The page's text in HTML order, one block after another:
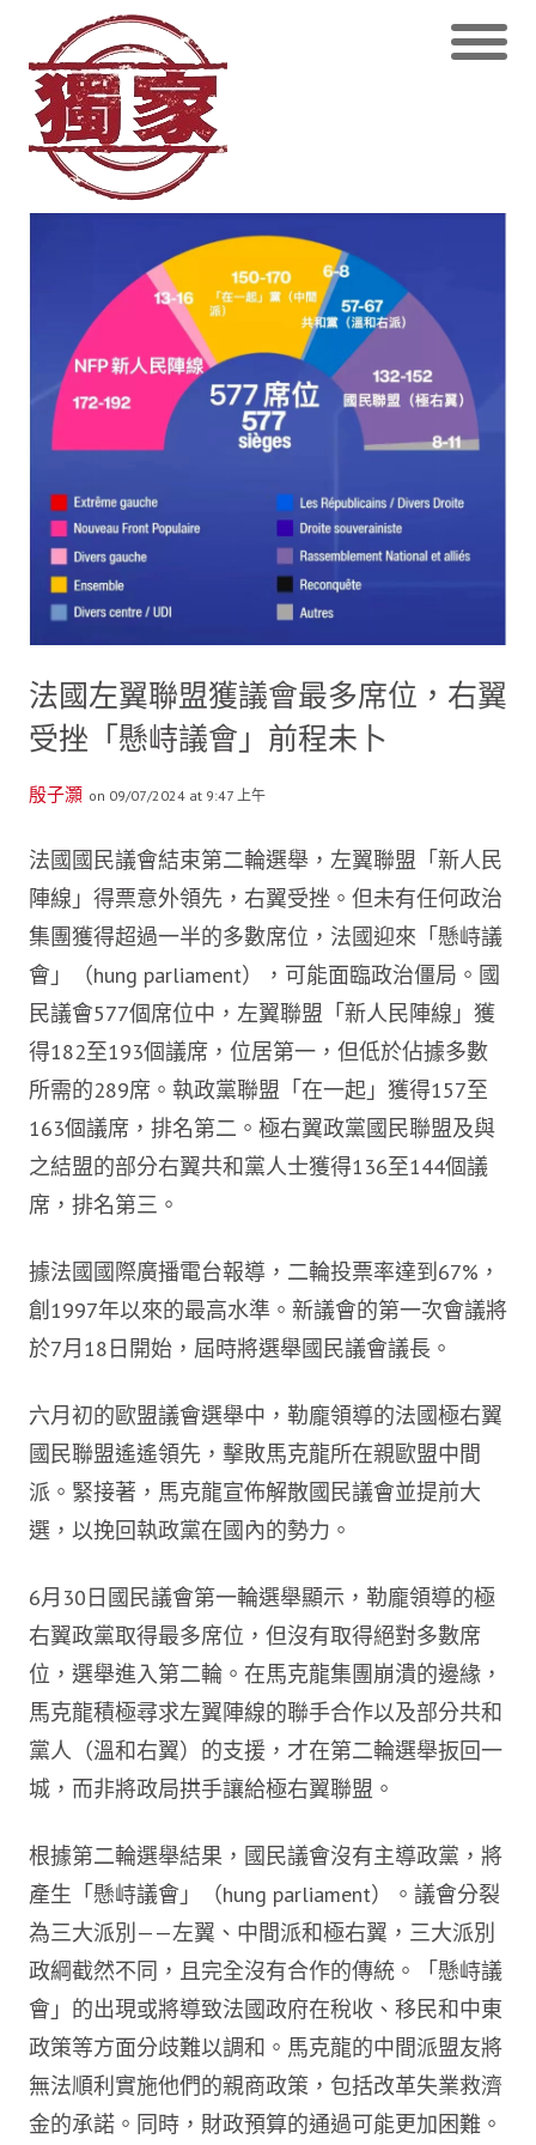
法國左翼聯盟獲議會最多席位，右翼
受挫「懸峙議會」前程未卜
殷子灝 on 09/07/2024 at 9:47 上午
法國國民議會結束第二輪選舉，左翼聯盟「新人民
陣線」得票意外領先，右翼受挫。但未有任何政治
集團獲得超過一半的多數席位，法國迎來「懸峙議
會」（hung parliament），可能面臨政治僵局。國
民議會577個席位中，左翼聯盟「新人民陣線」獲
得182至193個議席，位居第一，但低於佔據多數
所需的289席。執政黨聯盟「在一起」獲得157至
163個議席，排名第二。極右翼政黨國民聯盟及與
之結盟的部分右翼共和黨人士獲得136至144個議
席，排名第三。
據法國國際廣播電台報導，二輪投票率達到67%，
創1997年以來的最高水準。新議會的第一次會議將
於7月18日開始，屆時將選舉國民議會議長。
六月初的歐盟議會選舉中，勒龐領導的法國極右翼
國民聯盟遙遙領先，擊敗馬克龍所在親歐盟中間
派。緊接著，馬克龍宣佈解散國民議會並提前大
選，以挽回執政黨在國內的勢力。
6月30日國民議會第一輪選舉顯示，勒龐領導的極
右翼政黨取得最多席位，但沒有取得絕對多數席
位，選舉進入第二輪。在馬克龍集團崩潰的邊緣，
馬克龍積極尋求左翼陣線的聯手合作以及部分共和
黨人（溫和右翼）的支援，才在第二輪選舉扳回一
城，而非將政局拱手讓給極右翼聯盟。
根據第二輪選舉結果，國民議會沒有主導政黨，將
產生「懸峙議會」（hung parliament）。議會分裂
為三大派別——左翼、中間派和極右翼，三大派別
政綱截然不同，且完全沒有合作的傳統。「懸峙議
會」的出現或將導致法國政府在稅收、移民和中東
政策等方面分歧難以調和。馬克龍的中間派盟友將
無法順利實施他們的親商政策，包括改革失業救濟
金的承諾。同時，財政預算的通過可能更加困難。